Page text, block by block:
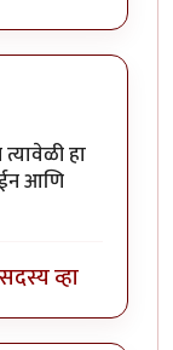
हा
आणि
सदस्य व्हा